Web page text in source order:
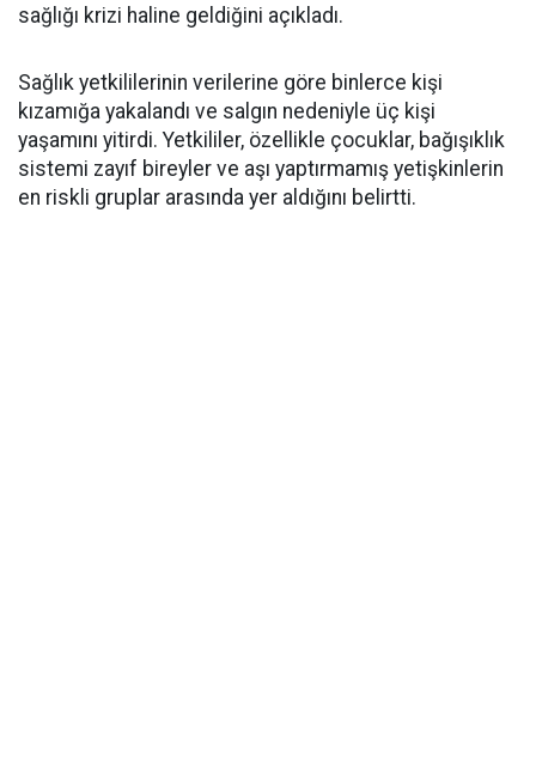
sağlığı krizi haline geldiğini açıkladı.
Sağlık yetkililerinin verilerine göre binlerce kişi
kızamığa yakalandı ve salgın nedeniyle üç kişi
yaşamını yitirdi. Yetkililer, özellikle çocuklar, bağışıklık
sistemi zayıf bireyler ve aşı yaptırmamış yetişkinlerin
en riskli gruplar arasında yer aldığını belirtti.